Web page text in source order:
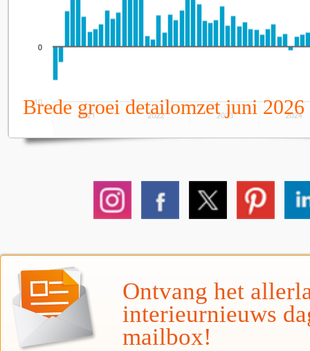
Brede groei detailomzet juni 2026
Ontvang het
interieurnieuws
mailbox!